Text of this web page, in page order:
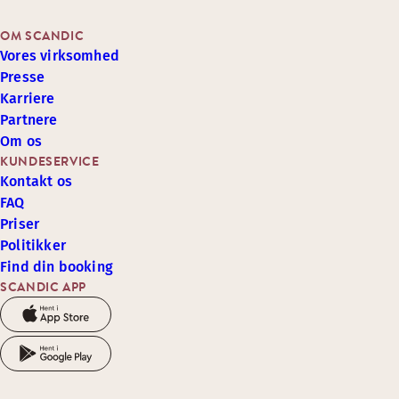
SCANDIC APP
KUNDESERVICE
Kontakt os
FAQ
Priser
Politikker
Find din booking
OM SCANDIC
Vores virksomhed
Presse
Karriere
Partnere
Om os